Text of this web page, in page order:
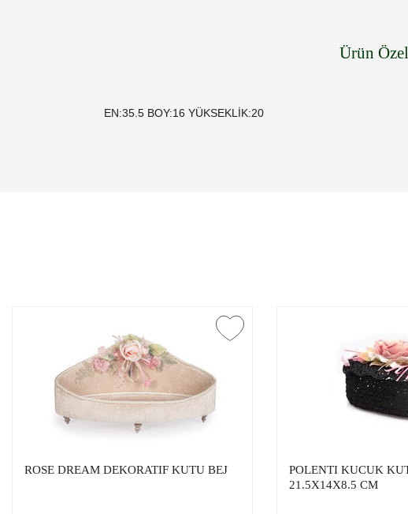
Ürün
EN:35.5 BOY:16 YÜKSEKLİK:20
ROSE DREAM DEKORATIF KUTU BEJ
POLENTI KUCUK
21.5X14X8.5 CM